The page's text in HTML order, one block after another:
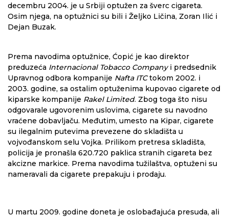
decembru 2004. je u Srbiji optužen za šverc cigareta.
Osim njega, na optužnici su bili i Željko Ličina, Zoran Ilić i
Dejan Buzak.
Prema navodima optužnice, Ćopić je kao direktor
preduzeća Internacional Tobacco Companyi predsednik
Upravnog odbora kompanije Nafta ITCtokom 2002. i
2003. godine, sa ostalim optuženima kupovao cigarete od
kiparske kompanije Rakel Limited. Zbog toga što nisu
odgovarale ugovorenim uslovima, cigarete su navodno
vraćene dobavljaču. Međutim, umesto na Kipar, cigarete
su ilegalnim putevima prevezene do skladišta u
vojvođanskom selu Vojka. Prilikom pretresa skladišta,
policija je pronašla 620.720 paklica stranih cigareta bez
akcizne markice. Prema navodima tužilaštva, optuženi su
nameravali da cigarete prepakuju i prodaju.
U martu 2009. godine doneta je oslobađajuća presuda, ali